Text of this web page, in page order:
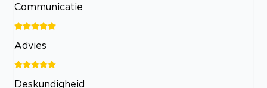
Communicatie
Advies
Deskundigheid